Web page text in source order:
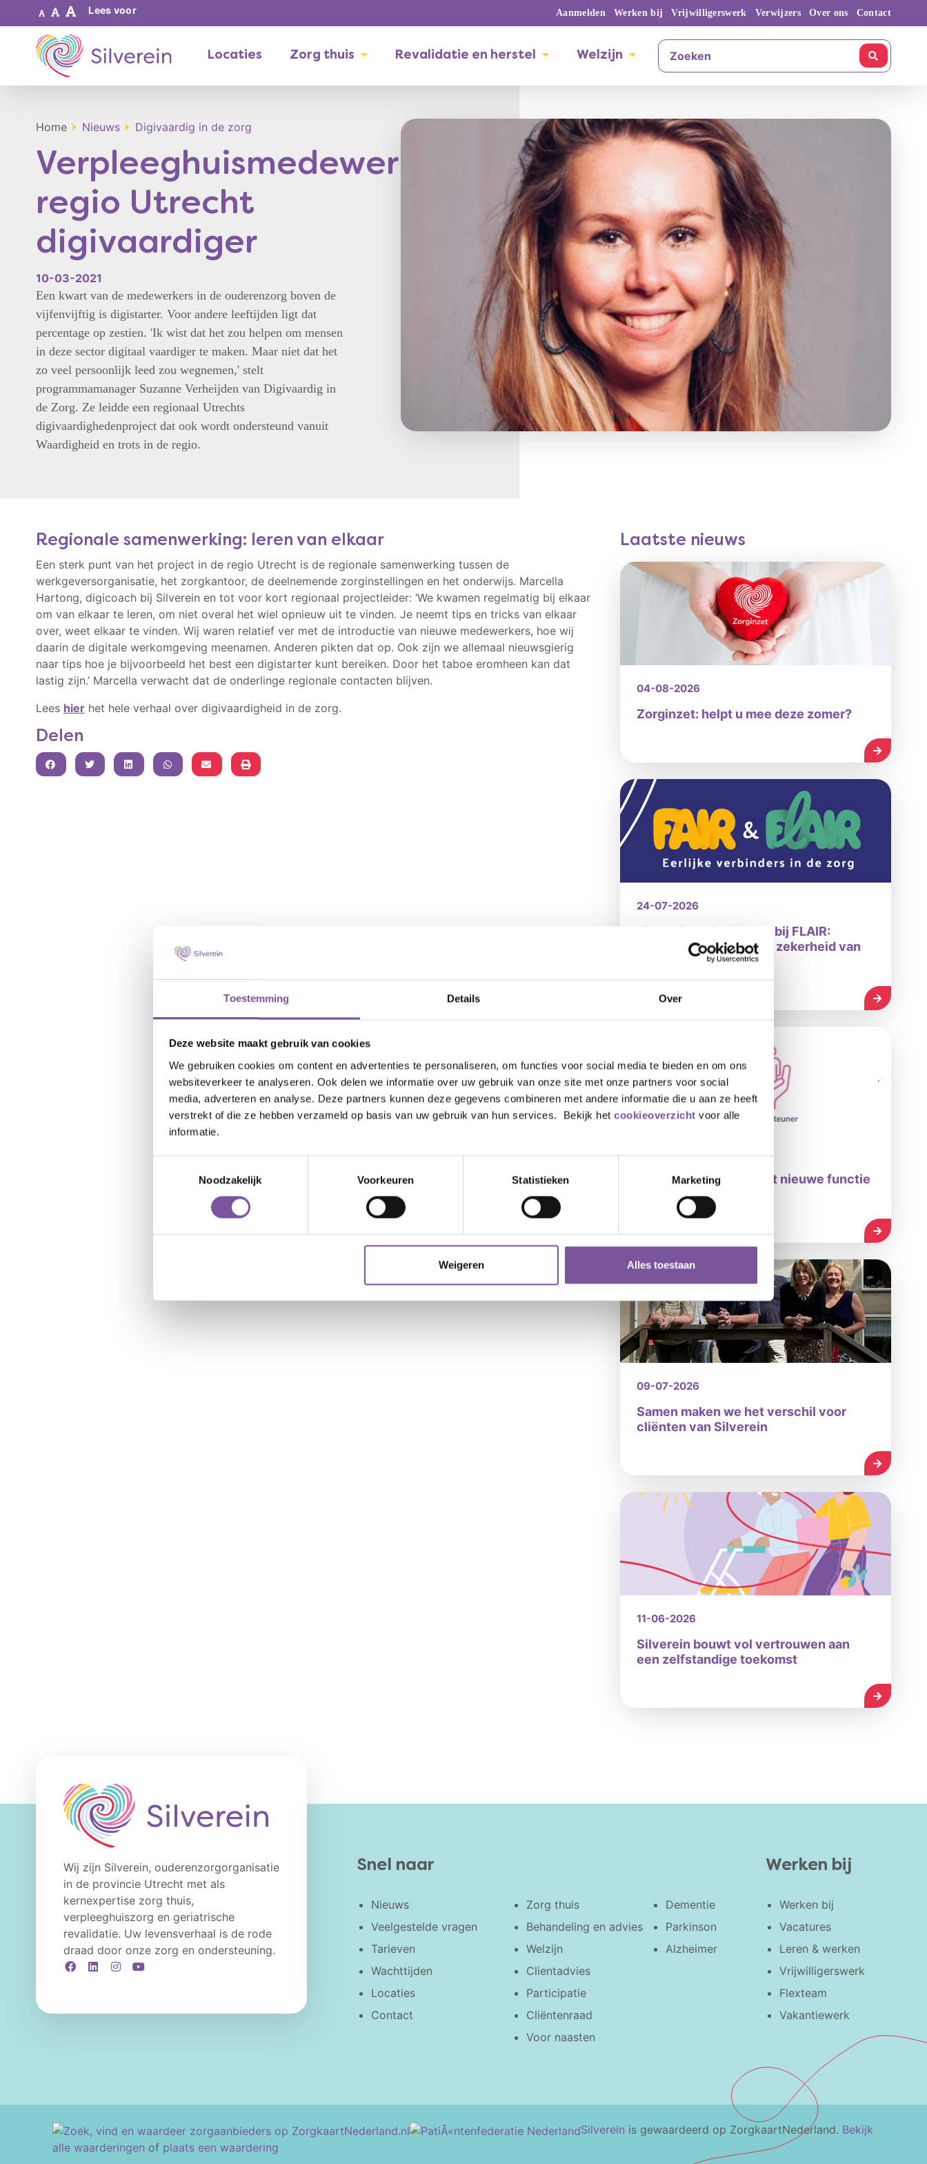
Toestemming Details Over
Deze website maakt gebruik van cookies
We gebruiken cookies om content en advertenties te personaliseren, om functies voor social media te bieden en om ons
websiteverkeer te analyseren. Ook delen we informatie over uw gebruik van onze site met onze partners voor social
media, adverteren en analyse. Deze partners kunnen deze gegevens combineren met andere informatie die u aan ze heeft
verstrekt of die ze hebben verzameld op basis van uw gebruik van hun services. Bekijk het cookieoverzicht voor alle
informatie.
Noodzakelijk
Voorkeuren Statistieken Marketing
Weigeren Alles toestaan
Lees voor Aanmelden Werken bij Vrijwilligerswerk Verwijzers Over ons Contact
Locaties Zorg thuis Revalidatie en herstel Welzijn
Home Nieuws Digivaardig in de zorg
Verpleeghuismedewerkers
regio Utrecht
digivaardiger
10-03-2021
Een kwart van de medewerkers in de ouderenzorg boven de
vijfenvijftig is digistarter. Voor andere leeftijden ligt dat
percentage op zestien. 'Ik wist dat het zou helpen om mensen
in deze sector digitaal vaardiger te maken. Maar niet dat het
zo veel persoonlijk leed zou wegnemen,' stelt
programmamanager Suzanne Verheijden van Digivaardig in
de Zorg. Ze leidde een regionaal Utrechts
digivaardighedenproject dat ook wordt ondersteund vanuit
Waardigheid en trots in de regio.
Regionale samenwerking: leren van elkaar
Een sterk punt van het project in de regio Utrecht is de regionale samenwerking tussen de
werkgeversorganisatie, het zorgkantoor, de deelnemende zorginstellingen en het onderwijs. Marcella
Hartong, digicoach bij Silverein en tot voor kort regionaal projectleider: ‘We kwamen regelmatig bij elkaar
om van elkaar te leren, om niet overal het wiel opnieuw uit te vinden. Je neemt tips en tricks van elkaar
over, weet elkaar te vinden. Wij waren relatief ver met de introductie van nieuwe medewerkers, hoe wij
daarin de digitale werkomgeving meenamen. Anderen pikten dat op. Ook zijn we allemaal nieuwsgierig
naar tips hoe je bijvoorbeeld het best een digistarter kunt bereiken. Door het taboe eromheen kan dat
lastig zijn.’ Marcella verwacht dat de onderlinge regionale contacten blijven.
Lees hier het hele verhaal over digivaardigheid in de zorg.
Delen
FACEBOOKTWITTERLINKEDINWHATSAPP
Laatste nieuws
04-08-2026
Zorginzet: helpt u mee deze zomer?
LEES
24-07-2026
Silverein sluit zich aan bij FLAIR:
flexibel werken mét de zekerheid van
loondienst
LEES
10-07-2026
Silverein start pilot met nieuwe functie
Leefondersteuner
LEES
09-07-2026
Samen maken we het verschil voor
cliënten van Silverein
LEES
11-06-2026
Silverein bouwt vol vertrouwen aan
een zelfstandige toekomst
LEES
Wij zijn Silverein, ouderenzorgorganisatie
in de provincie Utrecht met als
kernexpertise zorg thuis,
verpleeghuiszorg en geriatrische
revalidatie. Uw levensverhaal is de rode
draad door onze zorg en ondersteuning.
FacebookLinkedInInstagram
Snel naar
Nieuws
Veelgestelde vragen
Tarieven
Wachttijden
Locaties
Contact
Zorg thuis
Behandeling en advies
Welzijn
Clientadvies
Participatie
Cliëntenraad
Voor naasten
Dementie
Parkinson
Alzheimer
Werken bij
Werken bij
Vacatures
Leren & werken
Vrijwilligerswerk
Flexteam
Vakantiewerk
Silverein is gewaardeerd op ZorgkaartNederland. Bekijk
alle waarderingen of plaats een waardering